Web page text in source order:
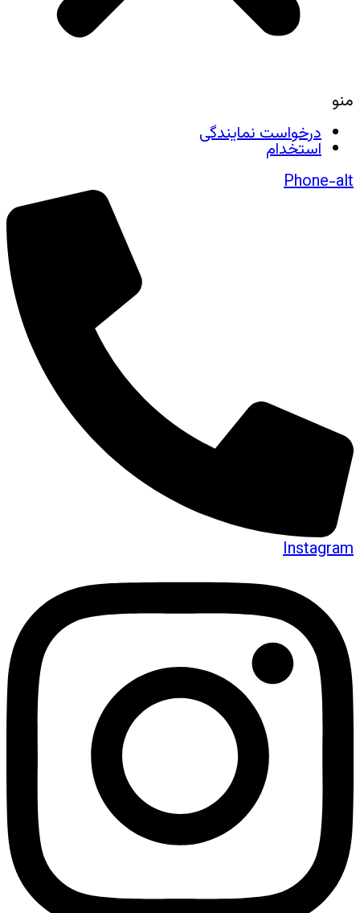
منو
درخواست نمایندگی
استخدام
Phone-alt
Instagram